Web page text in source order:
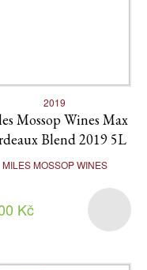
2019
Mossop Wines Max
Blend 2019 5L
MILES MOSSOP WINES
Kč